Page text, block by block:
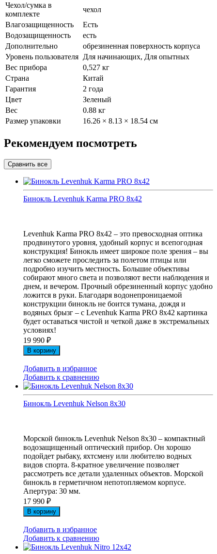
Чехол/сумка в
комплекте
чехол
Влагозащищенность
Есть
Водозащищенность
есть
Дополнительно
обрезиненная поверхность корпуса
Уровень пользователя Для начинающих, Для опытных
Вес прибора
0,527 кг
Страна
Китай
Гарантия
2 года
Цвет
Зеленый
Вес
0.88 кг
Размер упаковки
16.26 × 8.13 × 18.54 см
Рекомендуем посмотреть
Бинокль Levenhuk Karma PRO 8x42
Levenhuk Karma PRO 8x42 – это превосходная оптика
продвинутого уровня, удобный корпус и всепогодная
конструкция! Бинокль имеет широкое поле зрения – вы
легко сможете проследить за полетом птицы или
подробно изучить местность. Большие объективы
собирают много света и позволяют вести наблюдения и
днем, и вечером. Прочный обрезиненный корпус удобно
ложится в руки. Благодаря водонепроницаемой
конструкции бинокль не боится тумана, дождя и
водяных брызг – с Levenhuk Karma PRO 8x42 картинка
будет оставаться чистой и четкой даже в экстремальных
условиях!
19 990 ₽
В корзину
Добавить в избранное
Добавить к сравнению
Бинокль Levenhuk Nelson 8x30
Морской бинокль Levenhuk Nelson 8x30 – компактный
водозащищенный оптический прибор. Он хорошо
подойдет рыбаку, яхтсмену или любителю водных
видов спорта. 8-кратное увеличение позволяет
рассмотреть все детали удаленных объектов. Морской
бинокль в герметичном непотопляемом корпусе.
Апертура: 30 мм.
17 990 ₽
В корзину
Добавить в избранное
Добавить к сравнению